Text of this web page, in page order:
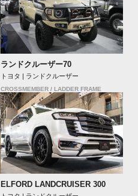
ランドクルーザー70
トヨタ | ランドクルーザー
CROSSMEMBER / LADDER FRAME
ELFORD LANDCRUISER 300